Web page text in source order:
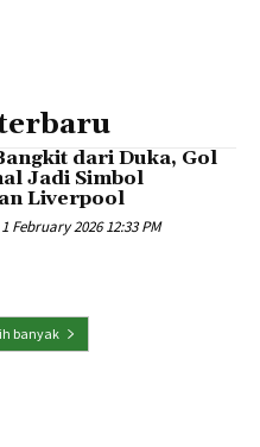
dari Duka, Gol
Jadi Simbol
Liverpool
1 February 2026 12:33 PM
banyak